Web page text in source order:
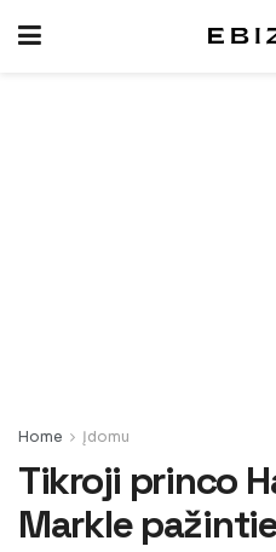
Home Įdomu
Tikroji princo
Markle